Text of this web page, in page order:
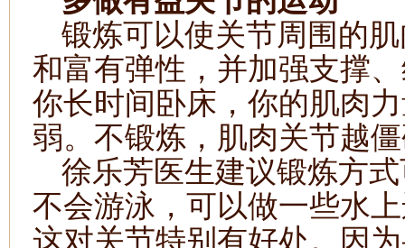
锻炼可以使关节周围的
和富有弹性，并加强支撑
你长时间卧床，你的肌肉
弱。不锻炼，肌肉关节越
徐乐芳医生建议锻炼方
不会游泳，可以做一些水
这对关节特别有好处。因